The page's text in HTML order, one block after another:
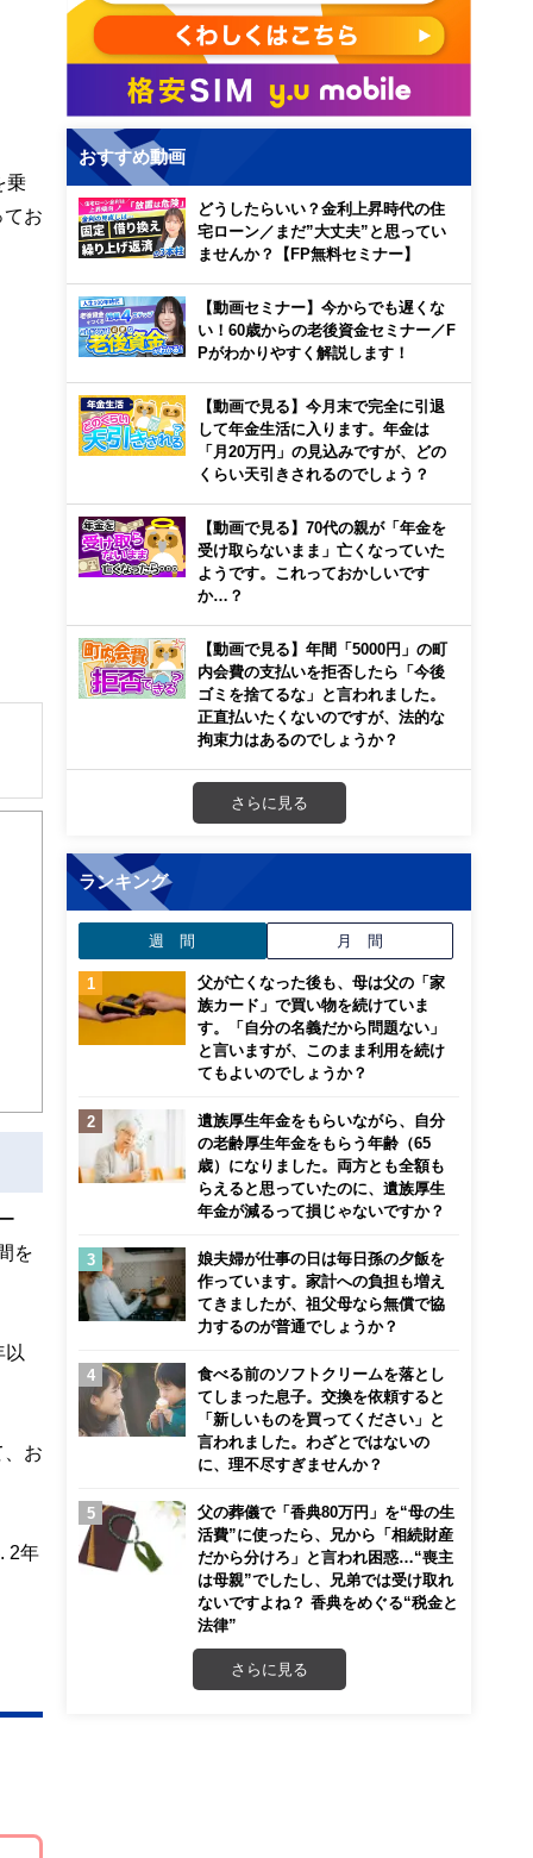
乗
てお
き
を
、お
2年
おすすめ動画
どうしたらいい？金利上昇時代の住
宅ローン／まだ”大丈夫”と思ってい
ませんか？【FP無料セミナー】
【動画セミナー】今からでも遅くな
い！60歳からの老後資金セミナー／F
Pがわかりやすく解説します！
【動画で見る】今月末で完全に引退
して年金生活に入ります。年金は
「月20万円」の見込みですが、どの
くらい天引きされるのでしょう？
【動画で見る】70代の親が「年金を
受け取らないまま」亡くなっていた
ようです。これっておかしいです
か…？
【動画で見る】年間「5000円」の町
内会費の支払いを拒否したら「今後
ゴミを捨てるな」と言われました。
正直払いたくないのですが、法的な
拘束力はあるのでしょうか？
さらに見る
ランキング
週 間 月 間
父が亡くなった後も、母は父の「家
族カード」で買い物を続けていま
す。「自分の名義だから問題ない」
と言いますが、このまま利用を続け
てもよいのでしょうか？
遺族厚生年金をもらいながら、自分
の老齢厚生年金をもらう年齢（65
歳）になりました。両方とも全額も
らえると思っていたのに、遺族厚生
年金が減るって損じゃないですか？
娘夫婦が仕事の日は毎日孫の夕飯を
作っています。家計への負担も増え
てきましたが、祖父母なら無償で協
力するのが普通でしょうか？
食べる前のソフトクリームを落とし
てしまった息子。交換を依頼すると
「新しいものを買ってください」と
言われました。わざとではないの
に、理不尽すぎませんか？
父の葬儀で「香典80万円」を“母の生
活費”に使ったら、兄から「相続財産
だから分けろ」と言われ困惑…“喪主
は母親”でしたし、兄弟では受け取れ
ないですよね？ 香典をめぐる“税金と
法律”
さらに見る